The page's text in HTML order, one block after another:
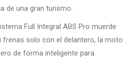
de una gran turismo.
Full Integral ABS Pro muerde
frenas solo con el delantero, la moto
de forma inteligente para